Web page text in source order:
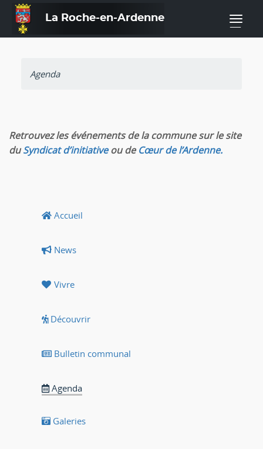
La Roche-en-Ardenne —
Agenda
Retrouvez les événements de la commune sur le site
duSyndicat d’initiativeou deCœur de l’Ardenne.
Accueil
News
Vivre
Découvrir
Bulletin communal
Agenda
Galeries